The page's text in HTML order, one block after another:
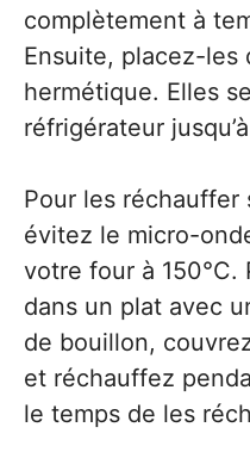
complètement à
Ensuite, placez-les
hermétique. Elles
réfrigérateur
Pour les réchauffer
évitez le micro-
votre four à 150°C.
dans un plat avec
de bouillon,
et réchauffez
le temps de les